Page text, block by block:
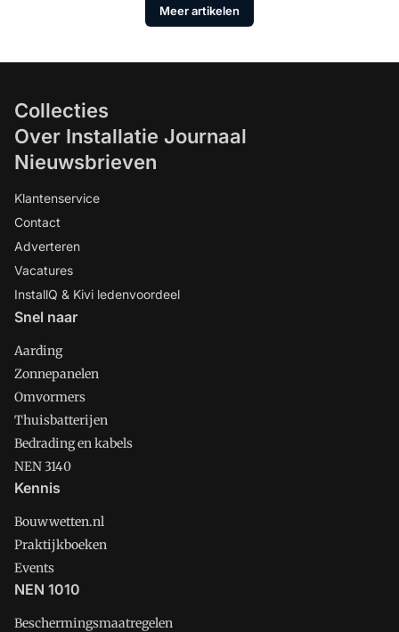
Meer artikelen
Collecties
Over Installatie Journaal
Nieuwsbrieven
Klantenservice
Contact
Adverteren
Vacatures
InstallQ & Kivi ledenvoordeel
Snel naar
Aarding
Zonnepanelen
Omvormers
Thuisbatterijen
Bedrading en kabels
NEN 3140
Kennis
Bouwwetten.nl
Praktijkboeken
Events
NEN 1010
Beschermingsmaatregelen